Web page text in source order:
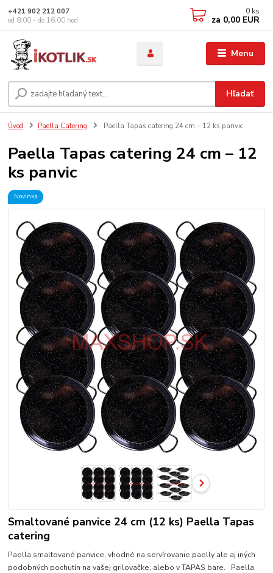
Menu
Hľadať
+421 902 212 007
od 8:00 - do 16:00 hod
0 ks
za 0,00 EUR
Úvod Paella Catering Paella Tapas catering 24 cm – 12 ks panvic
Paella Tapas catering 24 cm – 12
ks panvic
Novinka
Smaltované panvice 24 cm (12 ks) Paella Tapas
catering
Paella smaltované panvice, vhodné na servírovanie paelly ale aj iných
podobných pochutín na vašej grilovačke, alebo v TAPAS bare. Paella